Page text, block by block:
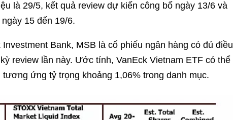
là 29/5, kết quả review dự kiến công bố ngày 13/6 và
15 đến 19/6.
Bank, MSB là cổ phiếu ngân hàng có đủ điều
review lần này. Ước tính, VanEck Vietnam ETF có thể
ứng tỷ trọng khoảng 1,06% trong danh mục.